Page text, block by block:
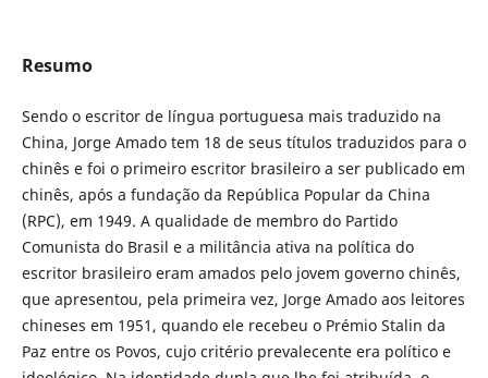
Resumo
Sendo o escritor de língua portuguesa mais traduzido na
China, Jorge Amado tem 18 de seus títulos traduzidos para o
chinês e foi o primeiro escritor brasileiro a ser publicado em
chinês, após a fundação da República Popular da China
(RPC), em 1949. A qualidade de membro do Partido
Comunista do Brasil e a militância ativa na política do
escritor brasileiro eram amados pelo jovem governo chinês,
que apresentou, pela primeira vez, Jorge Amado aos leitores
chineses em 1951, quando ele recebeu o Prémio Stalin da
Paz entre os Povos, cujo critério prevalecente era político e